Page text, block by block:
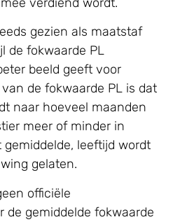
gezien als maatstaf
de fokwaarde PL
beeld geeft voor
de fokwaarde PL is dat
naar hoeveel maanden
meer of minder in
leeftijd wordt
gelaten.
officiële
de gemiddelde fokwaarde